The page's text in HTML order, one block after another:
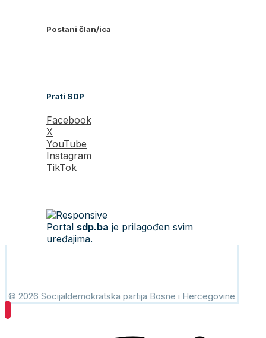
Postani član/ica
Prati SDP
Facebook
X
YouTube
Instagram
TikTok
Portal sdp.ba je prilagođen svim
uređajima.
© 2026 Socijaldemokratska partija Bosne i Hercegovine